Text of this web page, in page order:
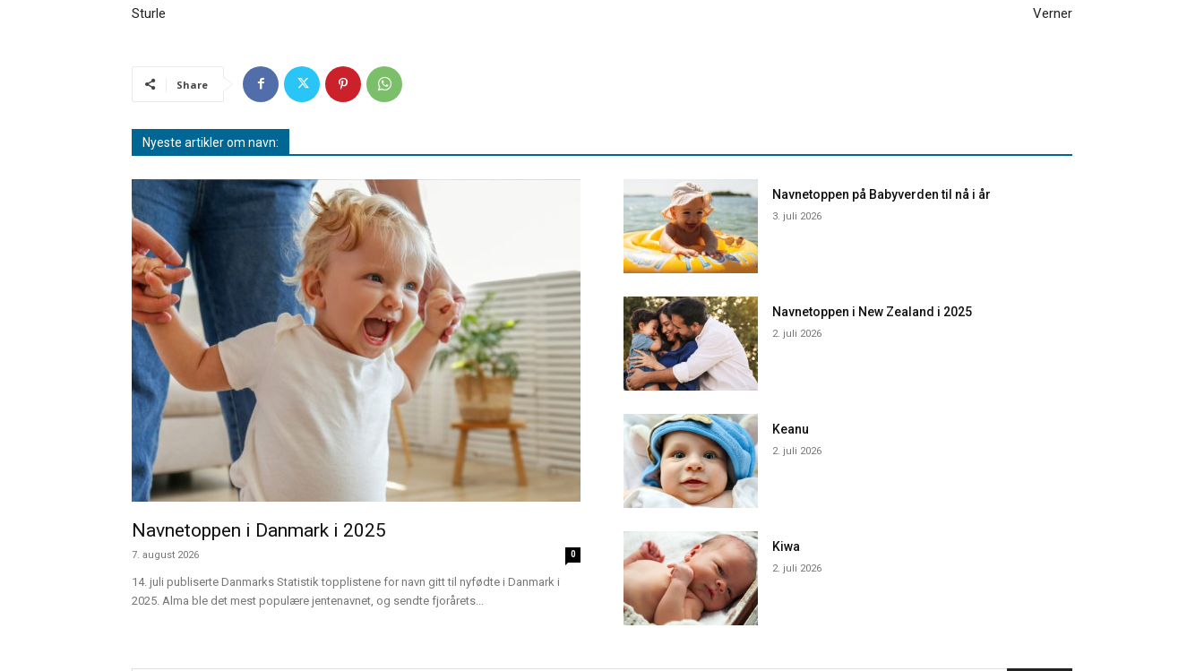
Sturle Verner
Share
Nyeste artikler om navn:
Navnetoppen i Danmark i 2025
7. august 2026 0
14. juli publiserte Danmarks Statistik topplistene for navn gitt til nyfødte i Danmark i
2025. Alma ble det mest populære jentenavnet, og sendte fjorårets...
Navnetoppen på Babyverden til nå i år
3. juli 2026
Navnetoppen i New Zealand i 2025
2. juli 2026
Keanu
2. juli 2026
Kiwa
2. juli 2026